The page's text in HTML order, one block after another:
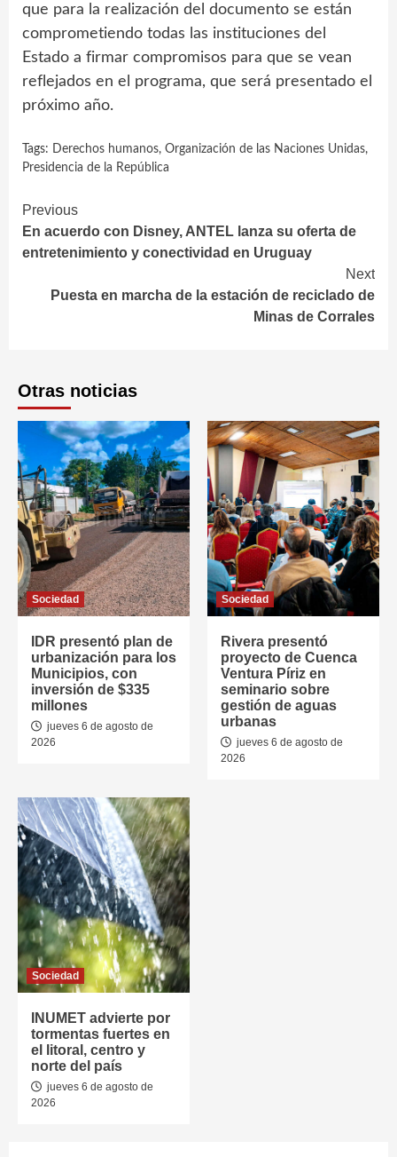
que para la realización del documento se están
comprometiendo todas las instituciones del
Estado a firmar compromisos para que se vean
reflejados en el programa, que será presentado el
próximo año.
Tags: Derechos humanos, Organización de las Naciones Unidas,
Presidencia de la República
Continue
Reading
Previous
En acuerdo con Disney, ANTEL lanza su oferta de
entretenimiento y conectividad en Uruguay
Next
Puesta en marcha de la estación de reciclado de
Minas de Corrales
Otras noticias
Sociedad
IDR presentó plan de
urbanización para los
Municipios, con
inversión de $335
millones
jueves 6 de agosto de
2026
Sociedad
Rivera presentó
proyecto de Cuenca
Ventura Píriz en
seminario sobre
gestión de aguas
urbanas
jueves 6 de agosto de
2026
Sociedad
INUMET advierte por
tormentas fuertes en
el litoral, centro y
norte del país
jueves 6 de agosto de
2026